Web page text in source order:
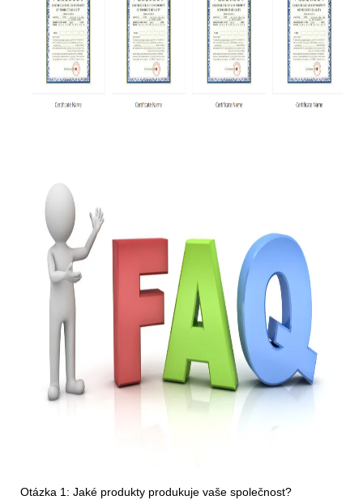
Otázka 1: Jaké produkty produkuje vaše společnost?